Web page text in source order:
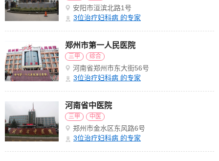
安阳市洹滨北路1号
3位治疗妇科病 的专家
郑州市第一人民医院
三甲 综合
河南省郑州市东大街56号
3位治疗妇科病 的专家
河南省中医院
三甲 中医
郑州市金水区东风路6号
3位治疗妇科病 的专家